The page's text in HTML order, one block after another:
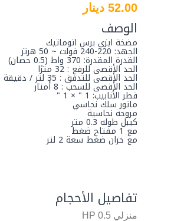
52.00 دينار
الوصف
مضخة ايزي برس اتوماتيك
الجهد: 220-240 فولت ~ 50 هرتز
القدرة المقدرة: 370 واط (0.5 حصان)
الحد الأقصى للرفع : 32 مترًا
الحد الأقصى للتدفق : 35 لتر / دقيقة
الحد الأقصى للسحب : 8 أمتار
قطر الأنابيب: 1 " × 1 "
ماتور سلك نحاسي
مروحة نحاسية
كيبل طوله 0.3 متر
مع 1 مفتاح ضغط
مع خزان ضغط سعة 2 لتر
تفاصيل الأحجام
منزلي 0.5 HP